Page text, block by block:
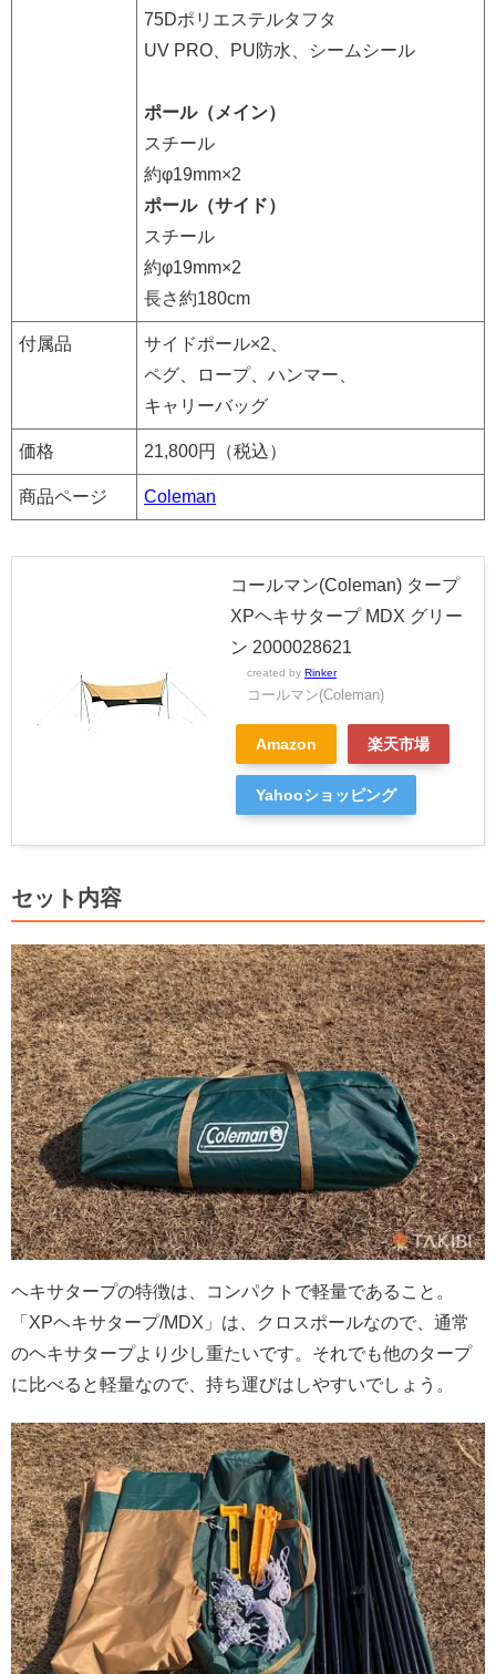
75Dポリエステルタフタ
UV PRO、PU防水、シームシール
ポール（メイン）
スチール
約φ19mm×2
ポール（サイド）
スチール
約φ19mm×2
長さ約180cm
付属品
サイドポール×2、
ペグ、ロープ、ハンマー、
キャリーバッグ
価格 21,800円（税込）
商品ページ Coleman
コールマン(Coleman) タープ
XPヘキサタープ MDX グリー
ン 2000028621
created by Rinker
コールマン(Coleman)
Amazon 楽天市場
Yahooショッピング
セット内容
ヘキサタープの特徴は、コンパクトで軽量であること。
「XPヘキサタープ/MDX」は、クロスポールなので、通常
のヘキサタープより少し重たいです。それでも他のタープ
に比べると軽量なので、持ち運びはしやすいでしょう。